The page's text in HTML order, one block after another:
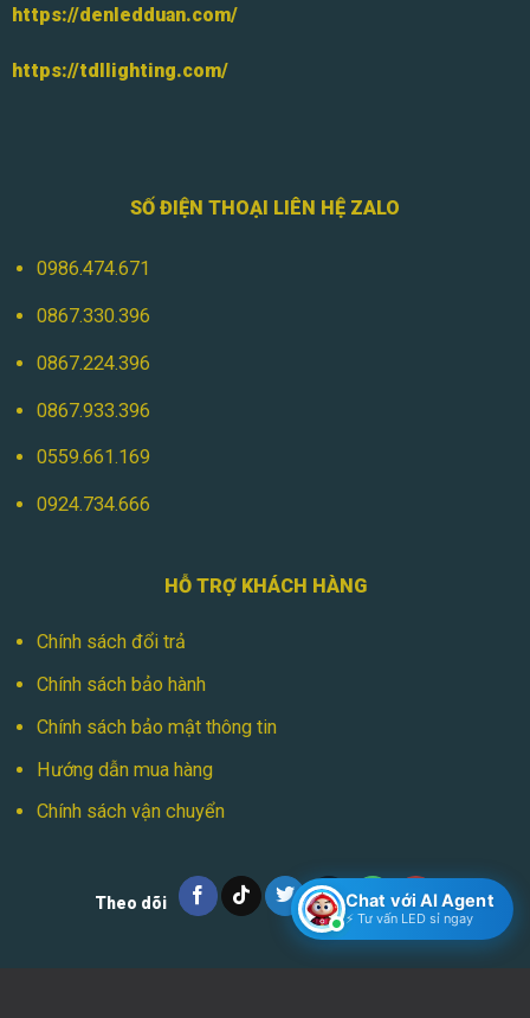
https://denledduan.com/
https://tdllighting.com/
SỐ ĐIỆN THOẠI LIÊN HỆ ZALO
0986.474.671
0867.330.396
0867.224.396
0867.933.396
0559.661.169
0924.734.666
HỖ TRỢ KHÁCH HÀNG
Chính sách đổi trả
Chính sách bảo hành
Chính sách bảo mật thông tin
Hướng dẫn mua hàng
Chính sách vận chuyển
Theo dõi Chat với AI Agent
⚡ Tư vấn LED sỉ ngay